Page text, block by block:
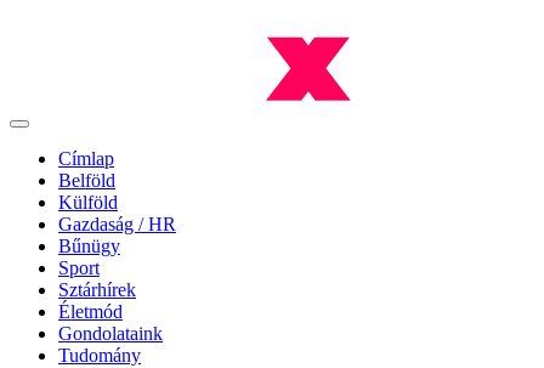
Címlap
Belföld
Külföld
Gazdaság / HR
Bűnügy
Sport
Sztárhírek
Életmód
Gondolataink
Tudomány